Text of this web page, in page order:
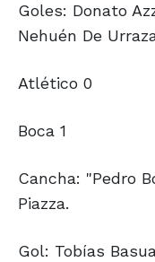
Goles: Donato
Nehuén De
Atlético 0
Boca 1
Cancha: "Pedro
Piazza.
Gol: Tobías